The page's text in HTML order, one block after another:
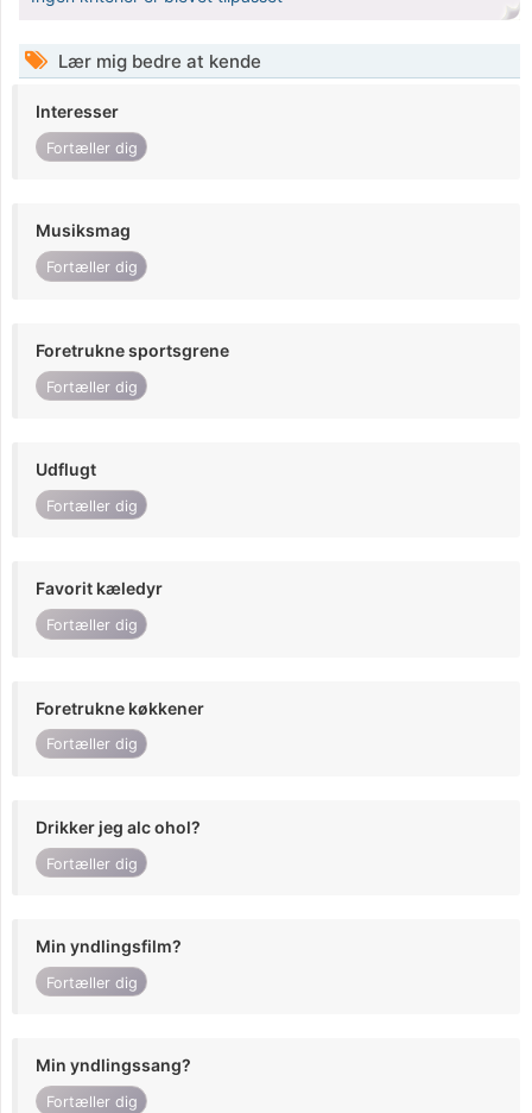
Lær mig bedre at kende
Interesser
Fortæller dig
Musiksmag
Fortæller dig
Foretrukne sportsgrene
Fortæller dig
Udflugt
Fortæller dig
Favorit kæledyr
Fortæller dig
Foretrukne køkkener
Fortæller dig
Drikker jeg alc ohol?
Fortæller dig
Min yndlingsfilm?
Fortæller dig
Min yndlingssang?
Fortæller dig